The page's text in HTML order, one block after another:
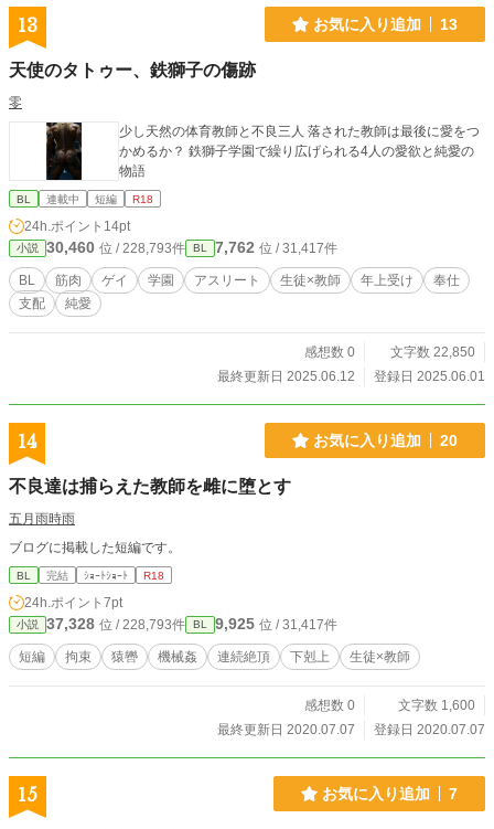
13 お気に入り追加 13
天使のタトゥー、鉄獅子の傷跡
零
少し天然の体育教師と不良三人 落された教師は最後に愛をつ
かめるか？ 鉄獅子学園で繰り広げられる4人の愛欲と純愛の
物語
BL 連載中 短編 R18
24h.ポイント 14pt
小説 30,460 位 / 228,793件 BL 7,762 位 / 31,417件
BL 筋肉 ゲイ 学園 アスリート 生徒×教師 年上受け
奉仕
支配
純愛
感想数 0
文字数 22,850
最終更新日 2025.06.12
登録日 2025.06.01
14 お気に入り追加 20
不良達は捕らえた教師を雌に堕とす
五月雨時雨
ブログに掲載した短編です。
BL 完結 ｼｮｰﾄｼｮｰﾄ R18
24h.ポイント 7pt
小説 37,328 位 / 228,793件 BL 9,925 位 / 31,417件
短編 拘束 猿轡 機械姦 連続絶頂 下剋上 生徒×教師
感想数 0
文字数 1,600
最終更新日 2020.07.07
登録日 2020.07.07
15 お気に入り追加 7